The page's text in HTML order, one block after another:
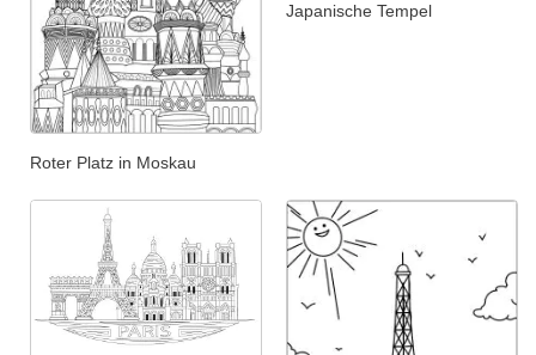
Roter Platz in Moskau
Japanische Tempel